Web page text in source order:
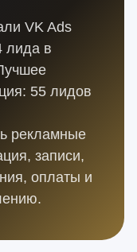
VK Ads
лида в
55 лидов
рекламные
записи,
оплаты и